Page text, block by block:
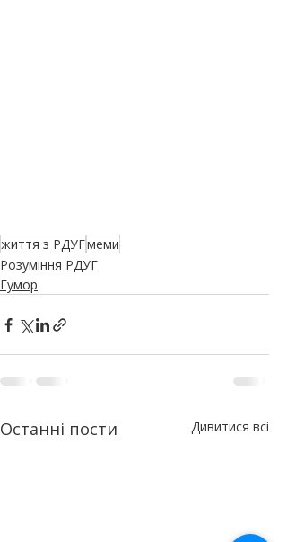
життя з РДУГмеми
Розуміння РДУГ
Гумор
Останні пости Дивитися всі